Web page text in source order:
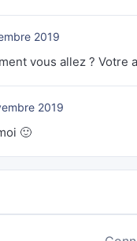
2019
vous allez ?
2019
🙂